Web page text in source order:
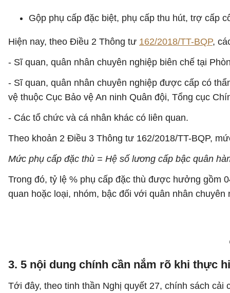
Gộp phụ cấp đặc biệt, phụ cấp thu hút, trợ cấp
Hiện nay, theo Điều 2 Thông tư 162/2018/TT-BQP,
- Sĩ quan, quân nhân chuyên nghiệp biên chế tại
- Sĩ quan, quân nhân chuyên nghiệp được cấp có
vệ thuộc Cục Bảo vệ An ninh Quân đội, Tổng cục
- Các tổ chức và cá nhân khác có liên quan.
Theo khoản 2 Điều 3 Thông tư 162/2018/TT-BQP,
Mức phụ cấp đặc thù = Hệ số lương cấp bậc quân
Trong đó, tỷ lệ % phụ cấp đặc thù được hưởng gồm
quan hoặc loại, nhóm, bậc đối với quân nhân
3. 5 nội dung chính cần nắm rõ khi thực
Tới đây, theo tinh thần Nghị quyết 27, chính sách